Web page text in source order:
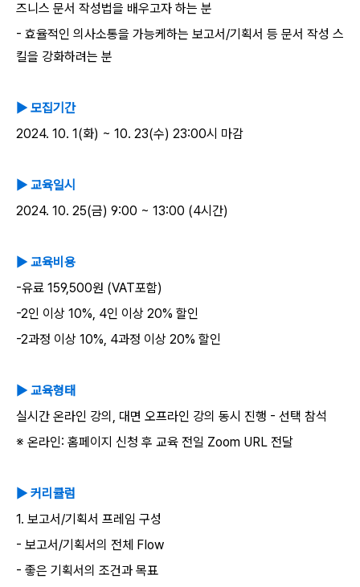
즈니스 문서 작성법을 배우고자 하는 분
- 효율적인 의사소통을 가능케하는 보고서/기획서 등 문서 작성 스
킬을 강화하려는 분
▶ 모집기간
2024. 10. 1(화) ~ 10. 23(수) 23:00시 마감
▶ 교육일시
2024. 10. 25(금) 9:00 ~ 13:00 (4시간)
▶ 교육비용
-유료 159,500원 (VAT포함)
-2인 이상 10%, 4인 이상 20% 할인
-2과정 이상 10%, 4과정 이상 20% 할인
▶ 교육형태
실시간 온라인 강의 , 대면 오프라인 강의 동시 진행 - 선택 참석
※ 온라인: 홈페이지 신청 후 교육 전일 Zoom URL 전달
▶ 커리큘럼
1. 보고서/기획서 프레임 구성
- 보고서/기획서의 전체 FIow
- 좋은 기획서의 조건과 목표